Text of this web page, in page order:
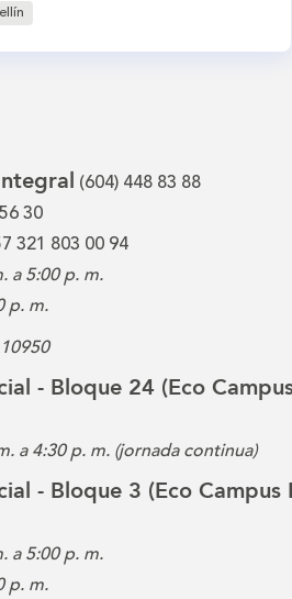
(604) 448 83 88
30
321 803 00 94
a 5:00 p. m.
p. m.
- Bloque 24 (Eco
a 4:30 p. m. (jornada continua)
- Bloque 3 (Eco Campus
a 5:00 p. m.
p. m.